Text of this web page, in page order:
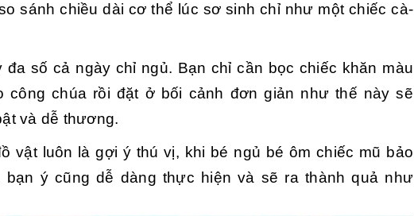
sánh chiều dài cơ thể lúc sơ sinh chỉ như một chiếc cà-
số cả ngày chỉ ngủ. Bạn chỉ cần bọc chiếc khăn màu
công chúa rồi đặt ở bối cảnh đơn giản như thế này sẽ
và dễ thương.
vật luôn là gợi ý thú vị, khi bé ngủ bé ôm chiếc mũ bảo
bạn ý cũng dễ dàng thực hiện và sẽ ra thành quả như